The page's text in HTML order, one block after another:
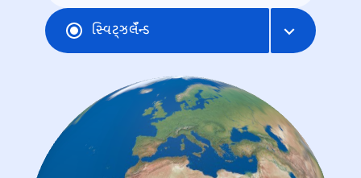
સ્વિટ્ઝર્લૅન્ડ